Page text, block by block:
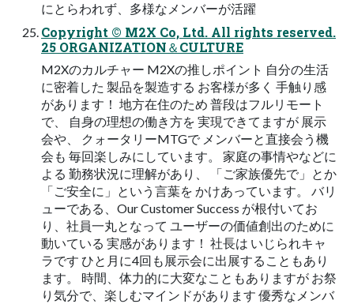
にとらわれず、多様なメンバーが活躍
Copyright © M2X Co, Ltd. All rights reserved.
25 ORGANIZATION＆CULTURE
M2Xのカルチャー M2Xの推しポイント 自分の生活
に密着した 製品を製造する お客様が多く 手触り感
があります！ 地方在住のため 普段はフルリモート
で、 自身の理想の働き方を 実現できてますが 展示
会や、 クォータリーMTGで メンバーと直接会う機
会も 毎回楽しみにしています。 家庭の事情やなどに
よる 勤務状況に理解があり、 「ご家族優先で」とか
「ご安全に」という言葉を かけあっています。 バリ
ューである、Our Customer Success が根付いてお
り、社員一丸となって ユーザーの価値創出のために
動いている 実感があります！ 社長は いじられキャ
ラです ひと月に4回も展示会に出展することもあり
ます。 時間、体力的に大変なこともありますが お祭
り気分で、楽しむマインドがあります 優秀なメンバ